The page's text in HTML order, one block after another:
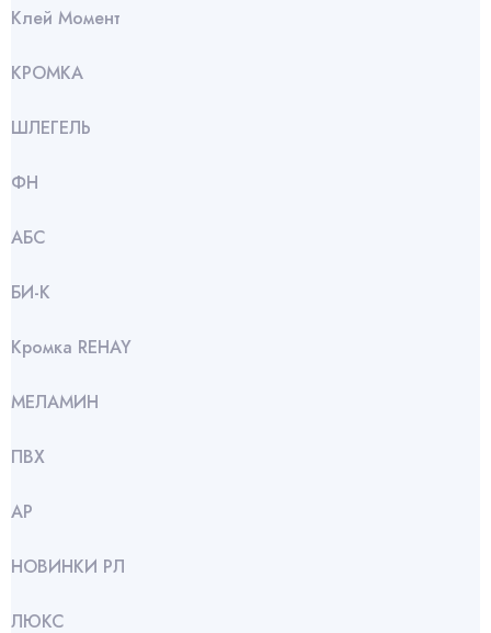
Клей Момент
КРОМКА
ШЛЕГЕЛЬ
ФН
АБС
БИ-К
Кромка REHAY
МЕЛАМИН
ПВХ
АР
НОВИНКИ РЛ
ЛЮКС